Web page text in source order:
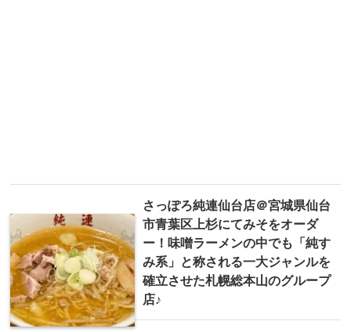
さっぽろ純連仙台店＠宮城県仙台
市青葉区上杉にてみそをオーダ
ー！味噌ラーメンの中でも「純す
み系」と称される一大ジャンルを
確立させた札幌総本山のグループ
店♪